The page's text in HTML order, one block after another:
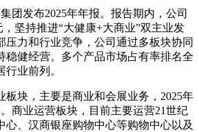
团发布2025年年报。报告期内，公司
坚持推进“大健康+大商业”双主业发
压力和行业竞争，公司通过多板块协同
稳健经营。多个产品市场占有率排名全
业前列。
板块，主要是商业和会展业务，2025年
商业运营板块，目前主要运营21世纪
心、汉商银座购物中心等购物中心以及